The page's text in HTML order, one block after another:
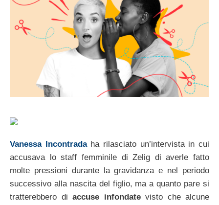
Vanessa Incontradaha rilasciato un’intervista in cui
accusava lo staff femminile di Zelig di averle fatto
molte pressioni durante la gravidanza e nel periodo
successivo alla nascita del figlio, ma a quanto pare si
tratterebbero di accuse infondatevisto che alcune